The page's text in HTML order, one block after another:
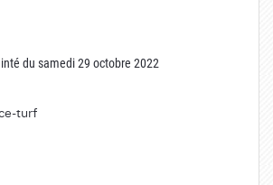
du samedi 29 octobre 2022
turf